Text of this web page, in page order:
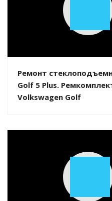
Play
Ремонт
Golf 5 Plus.
Volkswagen Golf
Play